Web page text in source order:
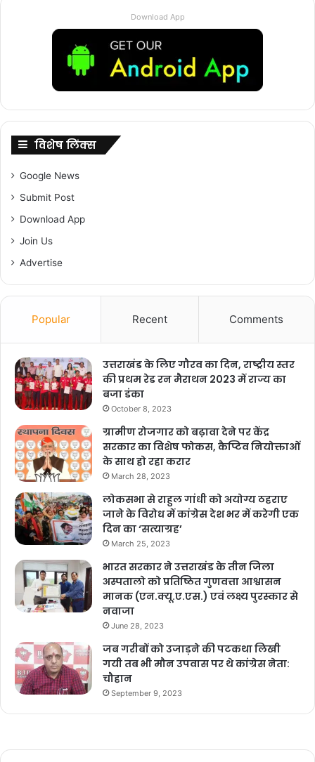
k
Download App
विशेष लिंक्स
Google News
Submit Post
Download App
Join Us
Advertise
Popular Recent Comments
उत्तराखंड के लिए गौरव का दिन, राष्ट्रीय स्तर
की प्रथम रेड रन मैराथन 2023 में राज्य का
बजा डंका
October 8, 2023
ग्रामीण रोजगार को बढ़ावा देने पर केंद्र
सरकार का विशेष फोकस, कैप्टिव नियोक्ताओं
के साथ हो रहा करार
March 28, 2023
लोकसभा से राहुल गांधी को अयोग्य ठहराए
जाने के विरोध में कांग्रेस देश भर में करेगी एक
दिन का ‘सत्याग्रह’
March 25, 2023
भारत सरकार ने उत्तराखंड के तीन जिला
अस्पतालो को प्रतिष्ठित गुणवत्ता आश्वासन
मानक (एन.क्यू.ए.एस.) एवं लक्ष्य पुरस्कार से
नवाजा
June 28, 2023
जब गरीबों को उजाड़ने की पटकथा लिखी
गयी तब भी मौन उपवास पर थे कांग्रेस नेता:
चौहान
September 9, 2023